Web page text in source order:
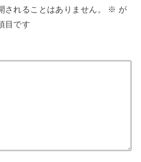
されることはありません。 ※ が
目です